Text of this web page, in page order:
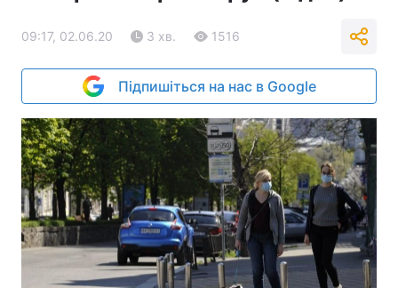
09:17, 02.06.20 3 хв. 1516
Підпишіться на нас в Google